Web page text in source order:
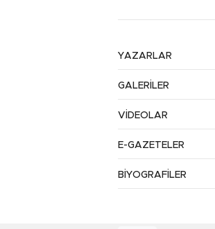
YAZARLAR
GALERİLER
VİDEOLAR
E-GAZETELER
BİYOGRAFİLER